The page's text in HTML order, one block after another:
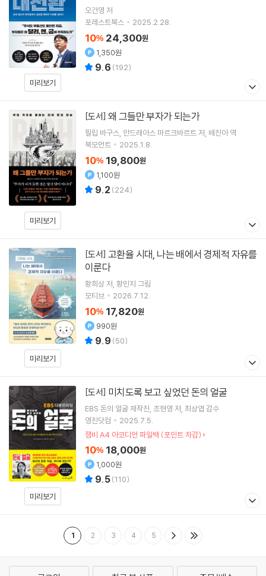
미리보기
오건영 저
포레스트북스
2025.2.28.
10% 24,300원
1,350원
9.6 (192)
미리보기
[도서] 왜 그들만 부자가 되는가
필립 바구스 안드레아스 마르크바르트 저 배진아역
북모먼트
2025.1.8.
10% 19,800원
1,100원
9.2 (224)
미리보기
[도서]
이룬다
황희상저 황민지 그림
모티브
2026.7.12.
10% 17,820원
990원
9.9 (50)
미리보기
[도서] 미치도록 보고 싶었던 돈의 얼굴
EBS 돈의 얼굴 제작진 조현영 저 최상엽 감수
영진닷컴
2025.7.5.
잼비 A4 아코디언 파일백 (포인트 차감)
10% 18,000원
1,000원
9.5(110)
1 2 3 4 5